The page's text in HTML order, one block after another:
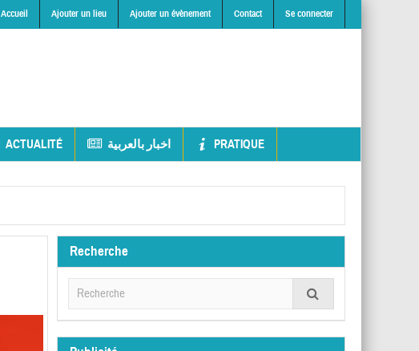
Accueil Ajouter un lieu Ajouter un évènement Contact Se connecter
ACTUALITÉ اخبار بالعربية PRATIQUE
Recherche